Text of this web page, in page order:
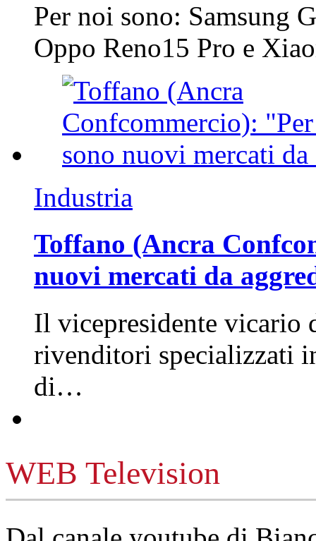
Per noi sono: Samsung
Oppo Reno15 Pro e
Industria
Toffano (Ancra
nuovi mercati da
Il vicepresidente vicario
rivenditori specializzati
di…
WEB Television